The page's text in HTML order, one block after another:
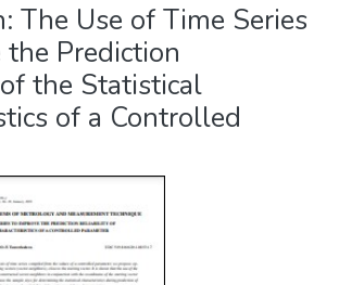
Поиск
The Use of Time Series
Prediction
the Statistical
of a Controlled